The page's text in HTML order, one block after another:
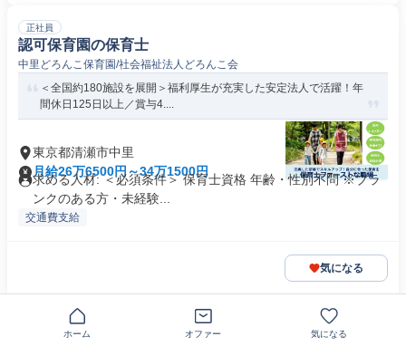
正社員
認可保育園の保育士
中里どろんこ保育園/社会福祉法人どろんこ会
＜全国約180施設を展開＞福利厚生が充実した安定法人で活躍！年
間休日125日以上／賞与4....
東京都清瀬市中里
月給26万6500円～34万1500円
求める人材: ＜必須条件＞ 保育士資格 年齢・性別不問 ※ブラ
ンクのある方・未経験...
交通費支給
気になる
この企業の類似求人を見る
ホーム オファー 気になる